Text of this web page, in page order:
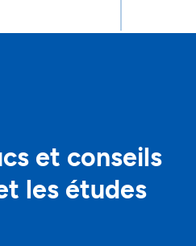
et conseils
les études